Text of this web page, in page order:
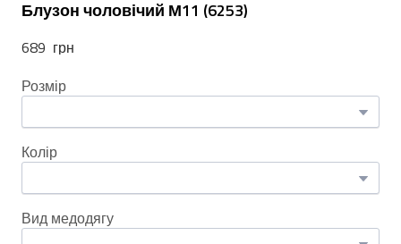
Блузон чоловічий М11 (6253)
689  грн
Розмір
Колір
Вид медодягу